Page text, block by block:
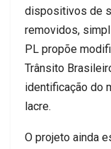
dispositivos de
removidos,
PL propõe
Trânsito
identificação do
lacre.
O projeto ainda